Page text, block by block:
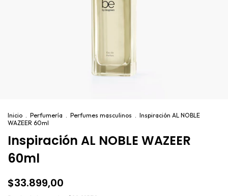
Inicio . Perfumería . Perfumes masculinos . Inspiración AL NOBLE
WAZEER 60ml
Inspiración AL NOBLE WAZEER
60ml
$33.899,00